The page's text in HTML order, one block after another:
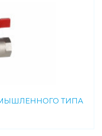
ТИПА